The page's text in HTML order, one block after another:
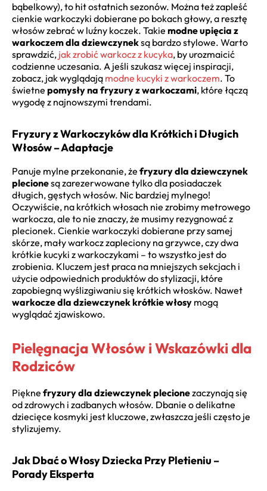
bąbelkowy), to hit ostatnich sezonów. Można też zapleść
cienkie warkoczyki dobierane po bokach głowy, a resztę
włosów zebrać w luźny koczek. Takie modne upięcia z
warkoczem dla dziewczyneksą bardzo stylowe. Warto
sprawdzić, jak zrobić warkocz z kucyka, by urozmaicić
codzienne uczesania. A jeśli szukasz więcej inspiracji,
zobacz, jak wyglądają modne kucyki z warkoczem. To
świetne pomysły na fryzury z warkoczami, które łączą
wygodę z najnowszymi trendami.
Fryzury z Warkoczyków dla Krótkich i Długich
Włosów – Adaptacje
Panuje mylne przekonanie, że fryzury dla dziewczynek
plecionesą zarezerwowane tylko dla posiadaczek
długich, gęstych włosów. Nic bardziej mylnego!
Oczywiście, na krótkich włosach nie zrobimy metrowego
warkocza, ale to nie znaczy, że musimy rezygnować z
plecionek. Cienkie warkoczyki dobierane przy samej
skórze, mały warkocz zapleciony na grzywce, czy dwa
krótkie kucyki z warkoczykami – to wszystko jest do
zrobienia. Kluczem jest praca na mniejszych sekcjach i
użycie odpowiednich produktów do stylizacji, które
zapobiegną wyślizgiwaniu się krótkich włosków. Nawet
warkocze dla dziewczynek krótkie włosy mogą
wyglądać zjawiskowo.
Pielęgnacja Włosów i Wskazówki dla
Rodziców
Piękne fryzury dla dziewczynek plecionezaczynają się
od zdrowych i zadbanych włosów. Dbanie o delikatne
dziecięce kosmyki jest kluczowe, zwłaszcza jeśli często je
stylizujemy.
Jak Dbać o Włosy Dziecka Przy Pletieniu –
Porady Eksperta